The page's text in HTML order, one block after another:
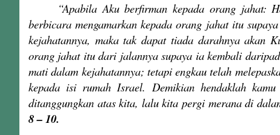
“Apabila Aku berfirman kepada orang jahat:
berbicara mengamarkan kepada orang jahat itu
kejahatannya, maka tak dapat tiada darahnya akan
orang jahat itu dari jalannya supaya ia kembali
mati dalam kejahatannya; tetapi engkau telah
kepada isi rumah Israel. Demikian hendaklah
ditanggungkan atas kita, lalu kita pergi merana di
8 – 10.